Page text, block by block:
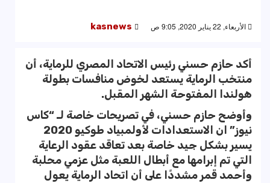
الأربعاء, 22 يناير 2020, 9:05 ص kasnews
أكد حازم حسني رئيس الاتحاد المصري للرماية، أن
منتخب الرماية يستعد لخوض منافسات بطولة
هولندا المفتوحة الشهر المقبل.
وأوضح حازم حسني، في تصريحات خاصة لـ “كاس
نيوز” ان الاستعدادات لأولمبياد طوكيو 2020
يسير بشكل جيد خاصة بعد تعاقد عقود الرعاية
التي تم إبرامها مع أبطال اللعبة مثل عزمي محلبة
وأحمد قمر مشددًا على أن اتحاد الرماية يعول